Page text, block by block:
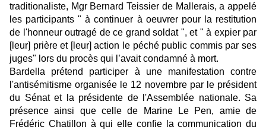
traditionaliste, Mgr Bernard Teissier de Mallerais, a appelé
les participants " à continuer à oeuvrer pour la restitution
de l'honneur outragé de ce grand soldat ", et " à expier par
[leur] prière et [leur] action le péché public commis par ses
juges" lors du procès qui l’avait condamné à mort.
Bardella prétend participer à une manifestation contre
l'antisémitisme organisée le 12 novembre par le président
du Sénat et la présidente de l'Assemblée nationale. Sa
présence ainsi que celle de Marine Le Pen, amie de
Frédéric Chatillon à qui elle confie la communication du